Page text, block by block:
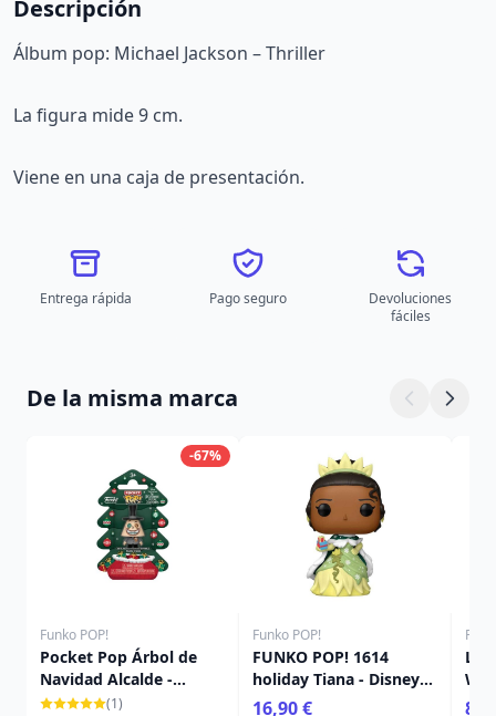
Descripción
Álbum pop: Michael Jackson – Thriller
La figura mide 9 cm.
Viene en una caja de presentación.
Entrega rápida Pago seguro
Devoluciones
fáciles
De la misma marca
-67%
Funko POP!
Pocket Pop Árbol de
Navidad Alcalde -
Disney Pesadilla antes
(1)
Funko POP!
FUNKO POP! 1614
holiday Tiana - Disney
Princess
16,90 €